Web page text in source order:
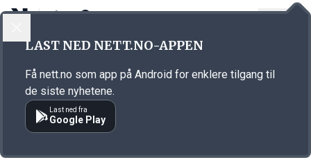
Annonsørinnhold
LAST NED NETT.NO-APPEN
Få nett.no som app på Android for enklere tilgang til
de siste nyhetene.
Last ned fra
Google Play